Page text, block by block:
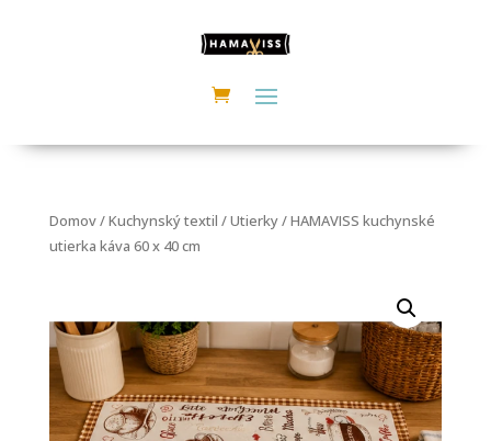
Domov/Kuchynský textil /Utierky/ HAMAVISS kuchynské
utierka káva 60 x 40 cm